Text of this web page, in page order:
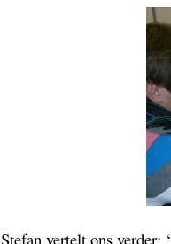
Stefan vertelt ons verder: